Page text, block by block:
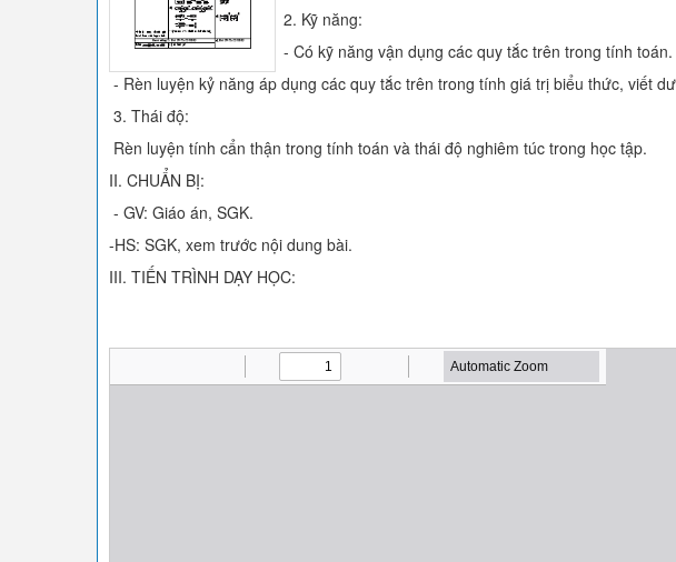
2. Kỹ năng:
- Có kỹ năng vận dụng các quy tắc trên trong tính toán.
- Rèn luyện kỷ năng áp dụng các quy tắc trên trong tính giá trị biểu thức, viết
3. Thái độ:
Rèn luyện tính cẩn thận trong tính toán và thái độ nghiêm túc trong học tập.
II. CHUẨN BỊ:
- GV: Giáo án, SGK.
-HS: SGK, xem trước nội dung bài.
III. TIẾN TRÌNH DẠY HỌC: